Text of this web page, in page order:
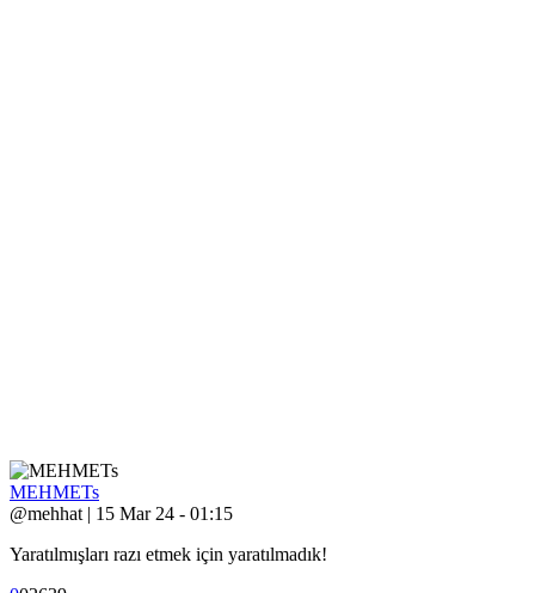
MEHMETs
@mehhat | 15 Mar 24 - 01:15
Yaratılmışları razı etmek için yaratılmadık!